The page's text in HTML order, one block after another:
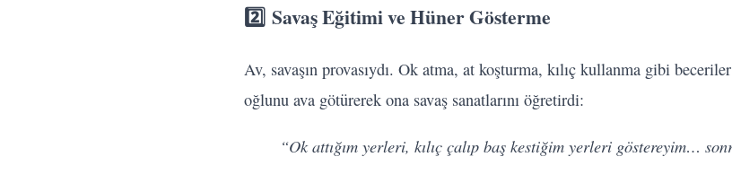
2️⃣ Savaş Eğitimi ve Hüner Gösterme
Av, savaşın provasıydı. Ok atma, at koşturma, kılıç kullanma gibi
oğlunu ava götürerek ona savaş sanatlarını öğretirdi:
“Ok attığım yerleri, kılıç çalıp baş kestiğim yerleri göstereyim…